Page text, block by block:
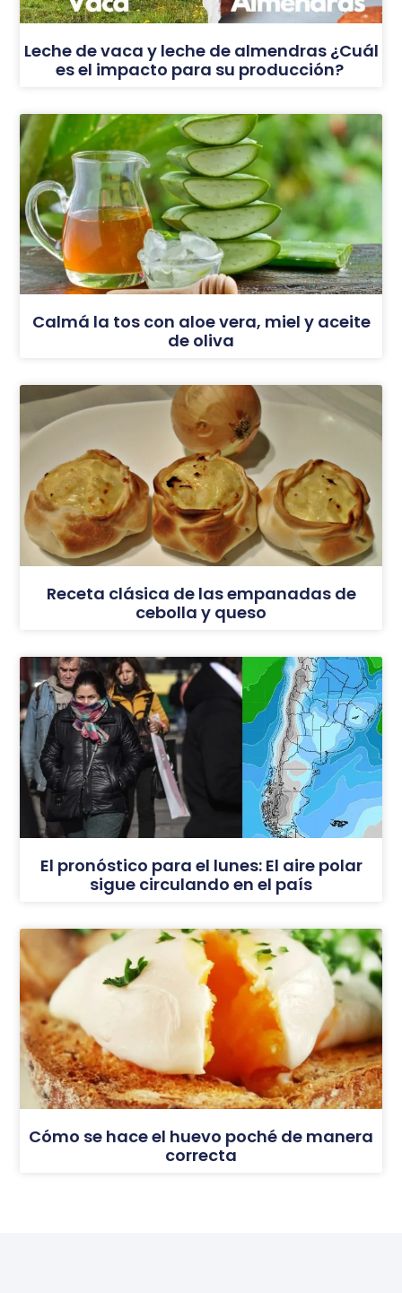
Leche de vaca y leche de almendras ¿Cuál
es el impacto para su producción?
Calmá la tos con aloe vera, miel y aceite
de oliva
Receta clásica de las empanadas de
cebolla y queso
El pronóstico para el lunes: El aire polar
sigue circulando en el país
Cómo se hace el huevo poché de manera
correcta